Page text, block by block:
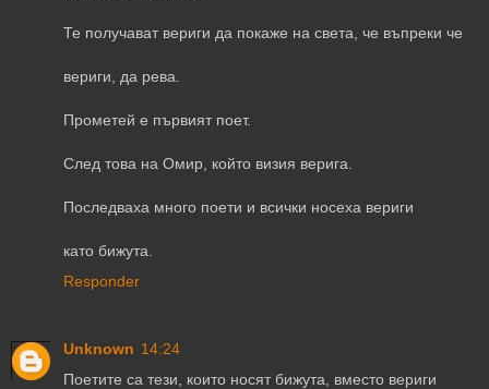
Те получават вериги да покаже на света, че въпреки че
вериги, да рева.
Прометей е първият поет.
След това на Омир, който визия верига.
Последваха много поети и всички носеха вериги
като бижута.
Responder
Unknown 14:24
Поетите са тези, които носят бижута, вместо вериги